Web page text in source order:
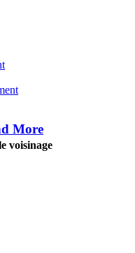
More
voisinage